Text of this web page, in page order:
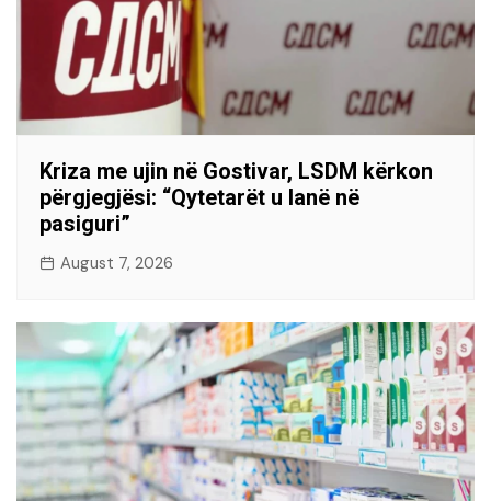
Kriza me ujin në Gostivar, LSDM kërkon
përgjegjësi: “Qytetarët u lanë në
pasiguri”
August 7, 2026